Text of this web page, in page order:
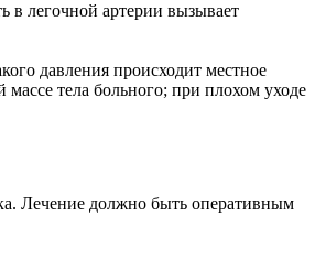
в легочной артерии вызывает
давления происходит местное
тела больного; при плохом уходе
Лечение должно быть оперативным